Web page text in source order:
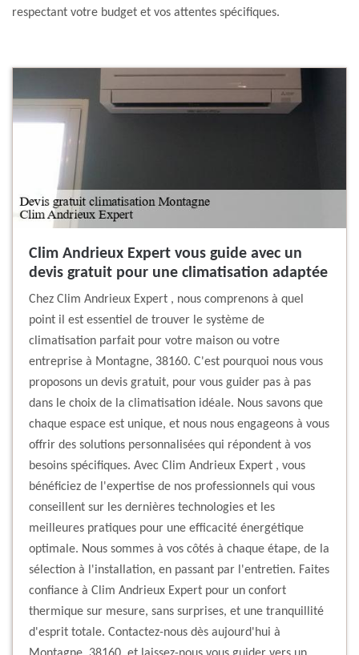
respectant votre budget et vos attentes spécifiques.
Clim Andrieux Expert vous guide avec un
devis gratuit pour une climatisation adaptée
Chez Clim Andrieux Expert , nous comprenons à quel
point il est essentiel de trouver le système de
climatisation parfait pour votre maison ou votre
entreprise à Montagne, 38160. C'est pourquoi nous vous
proposons un devis gratuit, pour vous guider pas à pas
dans le choix de la climatisation idéale. Nous savons que
chaque espace est unique, et nous nous engageons à vous
offrir des solutions personnalisées qui répondent à vos
besoins spécifiques. Avec Clim Andrieux Expert , vous
bénéficiez de l'expertise de nos professionnels qui vous
conseillent sur les dernières technologies et les
meilleures pratiques pour une efficacité énergétique
optimale. Nous sommes à vos côtés à chaque étape, de la
sélection à l'installation, en passant par l'entretien. Faites
confiance à Clim Andrieux Expert pour un confort
thermique sur mesure, sans surprises, et une tranquillité
d'esprit totale. Contactez-nous dès aujourd'hui à